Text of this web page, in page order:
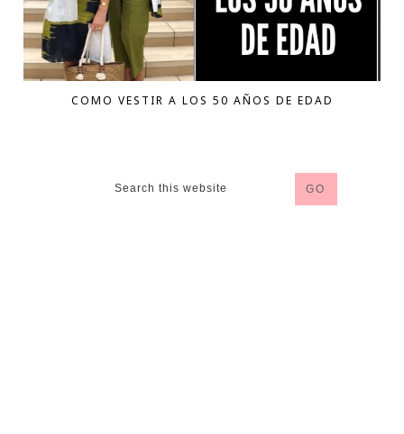
COMO VESTIR A LOS 50 AÑOS DE EDAD